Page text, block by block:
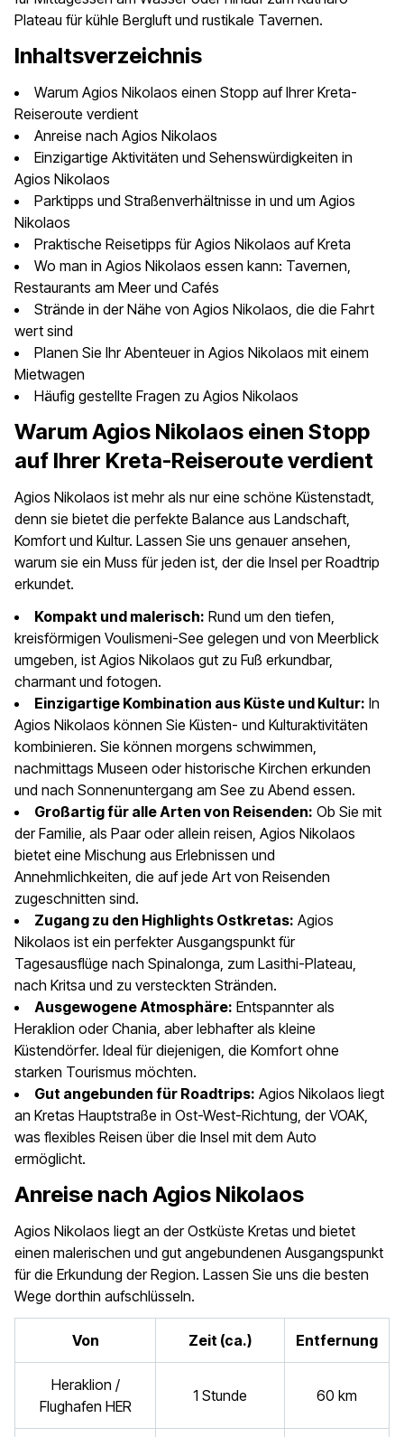
Plateau für kühle Bergluft und rustikale Tavernen.
Inhaltsverzeichnis
Warum Agios Nikolaos einen Stopp auf Ihrer Kreta-
Reiseroute verdient
Anreise nach Agios Nikolaos
Einzigartige Aktivitäten und Sehenswürdigkeiten in
Agios Nikolaos
Parktipps und Straßenverhältnisse in und um Agios
Nikolaos
Praktische Reisetipps für Agios Nikolaos auf Kreta
Wo man in Agios Nikolaos essen kann: Tavernen,
Restaurants am Meer und Cafés
Strände in der Nähe von Agios Nikolaos, die die Fahrt
wert sind
Planen Sie Ihr Abenteuer in Agios Nikolaos mit einem
Mietwagen
Häufig gestellte Fragen zu Agios Nikolaos
Warum Agios Nikolaos einen Stopp
auf Ihrer Kreta-Reiseroute verdient
Agios Nikolaos ist mehr als nur eine schöne Küstenstadt,
denn sie bietet die perfekte Balance aus Landschaft,
Komfort und Kultur. Lassen Sie uns genauer ansehen,
warum sie ein Muss für jeden ist, der die Insel per Roadtrip
erkundet.
Kompakt und malerisch: Rund um den tiefen,
kreisförmigen Voulismeni-See gelegen und von Meerblick
umgeben, ist Agios Nikolaos gut zu Fuß erkundbar,
charmant und fotogen.
Einzigartige Kombination aus Küste und Kultur: In
Agios Nikolaos können Sie Küsten- und Kulturaktivitäten
kombinieren. Sie können morgens schwimmen,
nachmittags Museen oder historische Kirchen erkunden
und nach Sonnenuntergang am See zu Abend essen.
Großartig für alle Arten von Reisenden: Ob Sie mit
der Familie, als Paar oder allein reisen, Agios Nikolaos
bietet eine Mischung aus Erlebnissen und
Annehmlichkeiten, die auf jede Art von Reisenden
zugeschnitten sind.
Zugang zu den Highlights Ostkretas: Agios
Nikolaos ist ein perfekter Ausgangspunkt für
Tagesausflüge nach Spinalonga, zum Lasithi-Plateau,
nach Kritsa und zu versteckten Stränden.
Ausgewogene Atmosphäre: Entspannter als
Heraklion oder Chania, aber lebhafter als kleine
Küstendörfer. Ideal für diejenigen, die Komfort ohne
starken Tourismus möchten.
Gut angebunden für Roadtrips: Agios Nikolaos liegt
an Kretas Hauptstraße in Ost-West-Richtung, der VOAK,
was flexibles Reisen über die Insel mit dem Auto
ermöglicht.
Anreise nach Agios Nikolaos
Agios Nikolaos liegt an der Ostküste Kretas und bietet
einen malerischen und gut angebundenen Ausgangspunkt
für die Erkundung der Region. Lassen Sie uns die besten
Wege dorthin aufschlüsseln.
Von Zeit (ca.) Entfernung
Heraklion /
Flughafen HER
1 Stunde 60 km